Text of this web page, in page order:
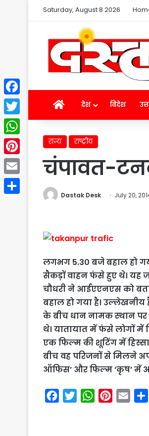
Saturday, August 8 2026
Homeदेश विदेश
राज्य राष्ट्रीय
चंपावत-
Dastak Desk July 20,
लगभग 5.3० बजे बहाल हो
सैकड़ों वाहन फंसे हुए थे। यह
चौधरी ने आईएएनएस को
बहाल हो गया है। उल्लेखनीय
के बीच धान नामक स्थान
थे। यातायात में फंसे लोगों में
एक फिल्म की शूटिंग में
बीच वह परिजनों से मिलने
ऑफिस’ और फिल्म ‘कृष’ में
W
Facebook
Twitter
WhatsApp
Pinterest
Email